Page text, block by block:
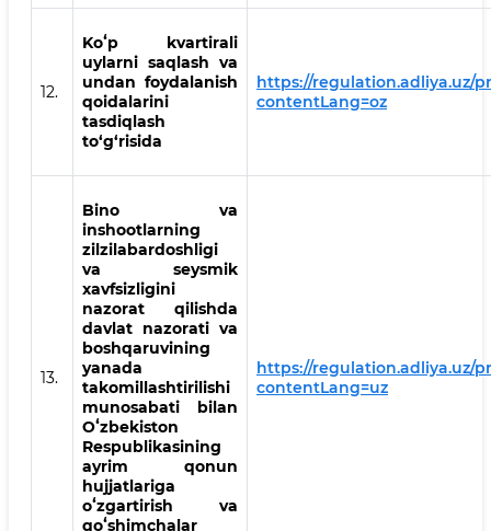
12.
Koʻp kvartirali
uylarni saqlash va
undan foydalanish
qoidalarini
tasdiqlash
to‘g‘risida
https://regulation.adliya.uz/
contentLang=oz
13.
Bino va
inshootlarning
zilzilabardoshligi
va seysmik
xavfsizligini
nazorat qilishda
davlat nazorati va
boshqaruvining
yanada
takomillashtirilishi
munosabati bilan
Oʻzbekiston
Respublikasining
ayrim qonun
hujjatlariga
oʻzgartirish va
qoʻshimchalar
https://regulation.adliya.uz/
contentLang=uz